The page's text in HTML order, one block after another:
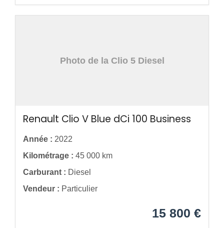
Photo de la Clio 5 Diesel
Renault Clio V Blue dCi 100 Business
Année : 2022
Kilométrage : 45 000 km
Carburant : Diesel
Vendeur : Particulier
15 800 €